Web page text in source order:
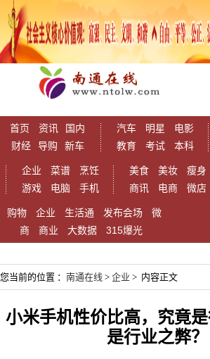
首页 资讯
国内
财经
导购 新车
汽车 明星
电影
教育
考试 本科
企业 菜谱
烹饪
游戏
电脑 手机
美食 美妆
瘦身
商讯
电商 微店
购物 企业 生活通 发布会场
微
商
商业 大数据 315爆光
您当前的位置 ： 南通在线 > 企业 > 内容正文
小米手机性价比高，究竟
是行业之弊？